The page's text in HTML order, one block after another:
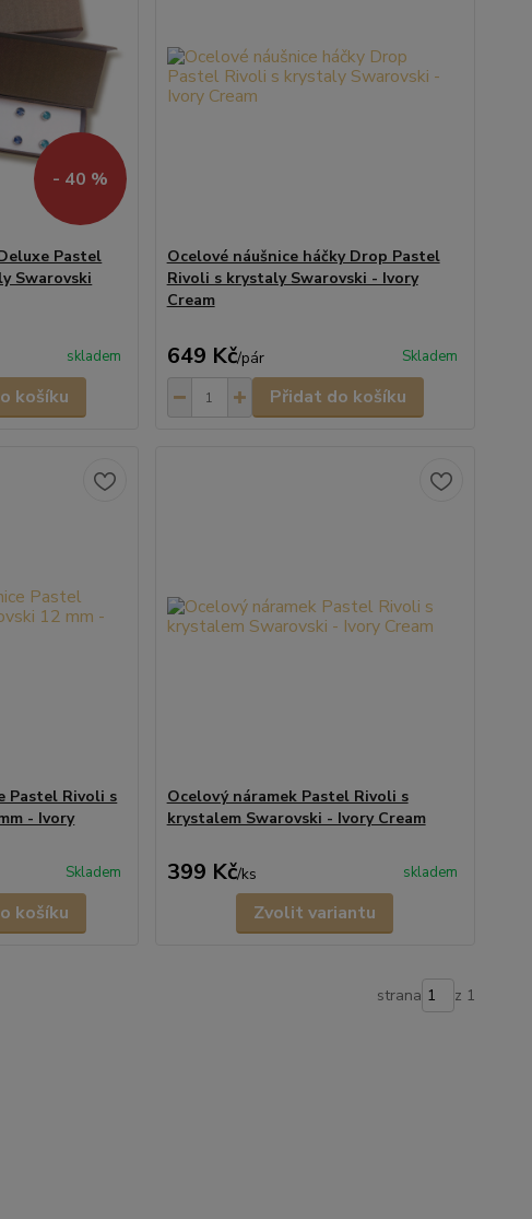
- 40 %
Pastel
Swarovski
skladem
košíku
Ocelové náušnice háčky Drop Pastel
Rivoli s krystaly Swarovski - Ivory
Cream
649 Kč/pár Skladem
Přidat do košíku
Pastel Rivoli s
- Ivory
Skladem
košíku
Ocelový náramek Pastel Rivoli s
krystalem Swarovski - Ivory Cream
399 Kč/ks skladem
Zvolit variantu
strana z 1